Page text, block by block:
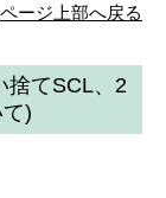
ページ上部へ戻る
捨てSCL、2
)